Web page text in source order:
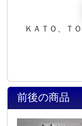
ＫＡＴＯ、Ｔ
前後の商品